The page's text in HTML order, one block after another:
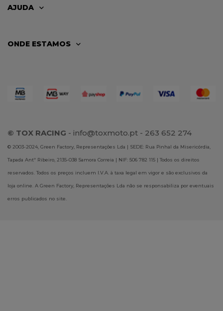
AJUDA
ONDE ESTAMOS
© TOX RACING - info@toxmoto.pt - 263 652 274
© 2003-2024, Green Factory, Representações Lda | SEDE: Rua Pinhal da Misericórdia,
Tapada Antº Ribeiro, 2135-038 Samora Correia | NIF: 506 782 115 | Todos os direitos
reservados. Todos os preços incluem I.V.A. à taxa legal em vigor e são exclusivos da
loja online. A Green Factory, Representações Lda não se responsabiliza por eventuais
erros publicados no site.